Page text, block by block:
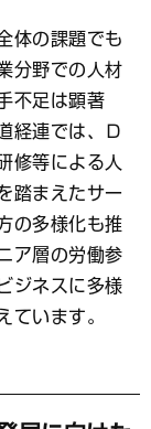
体の課題でも
分野での人材
不足は顕著
経連では、Ｄ
修等による人
踏まえたサー
の多様化も推
ア層の労働参
ジネスに多様
ています。